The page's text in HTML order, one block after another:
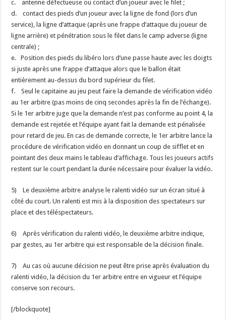
c. antenne défectueuse ou contact d’un joueur avec le filet ;
d. contact des pieds d’un joueur avec la ligne de fond (lors d’un
service), la ligne d’attaque (après une frappe d’attaque du joueur de
ligne arrière) et pénétration sous le filet dans le camp adverse (ligne
centrale) ;
e. Position des pieds du libéro lors d’une passe haute avec les doigts
si juste après une frappe d’attaque alors que le ballon était
entièrement au-dessus du bord supérieur du filet.
f. Seul le capitaine au jeu peut faire la demande de vérification vidéo
au 1er arbitre (pas moins de cinq secondes après la fin de l’échange).
Si le 1er arbitre juge que la demande n’est pas conforme au point 4, la
demande est rejetée et l’équipe ayant fait la demande est pénalisée
pour retard de jeu. En cas de demande correcte, le 1er arbitre lance la
procédure de vérification vidéo en donnant un coup de sifflet et en
pointant des deux mains le tableau d’affichage. Tous les joueurs actifs
restent sur le court pendant la durée nécessaire pour évaluer la vidéo.
5) Le deuxième arbitre analyse le ralenti vidéo sur un écran situé à
côté du court. Un ralenti est mis à la disposition des spectateurs sur
place et des téléspectateurs.
6) Après vérification du ralenti vidéo, le deuxième arbitre indique,
par gestes, au 1er arbitre qui est responsable de la décision finale.
7) Au cas où aucune décision ne peut être prise après évaluation du
ralenti vidéo, la décision du 1er arbitre entre en vigueur et l’équipe
conserve son recours.
[/blockquote]